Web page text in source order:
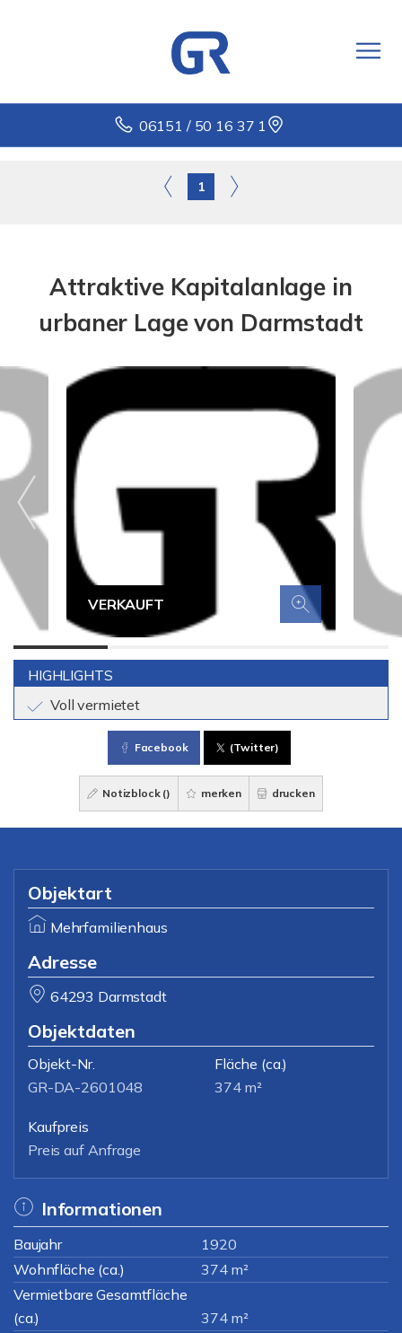
06151 / 50 16 37 1
1
Attraktive Kapitalanlage in
urbaner Lage von Darmstadt
VERKAUFT
HIGHLIGHTS
Voll vermietet
Facebook (Twitter)
Notizblock () merken drucken
Objektart
Mehrfamilienhaus
Adresse
64293 Darmstadt
Objektdaten
Objekt-Nr.
GR-DA-2601048
Fläche (ca.)
374 m²
Kaufpreis
Preis auf Anfrage
Informationen
Baujahr
1920
Wohnfläche (ca.)
374 m²
Vermietbare Gesamtfläche
(ca.)
374 m²